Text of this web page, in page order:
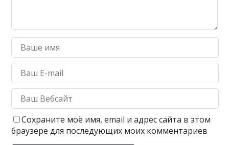
Сохраните моё имя, email и адрес сайта в этом
браузере для последующих моих комментариев